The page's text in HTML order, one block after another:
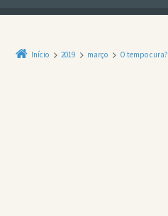
Início 2019 março O tempo cura?